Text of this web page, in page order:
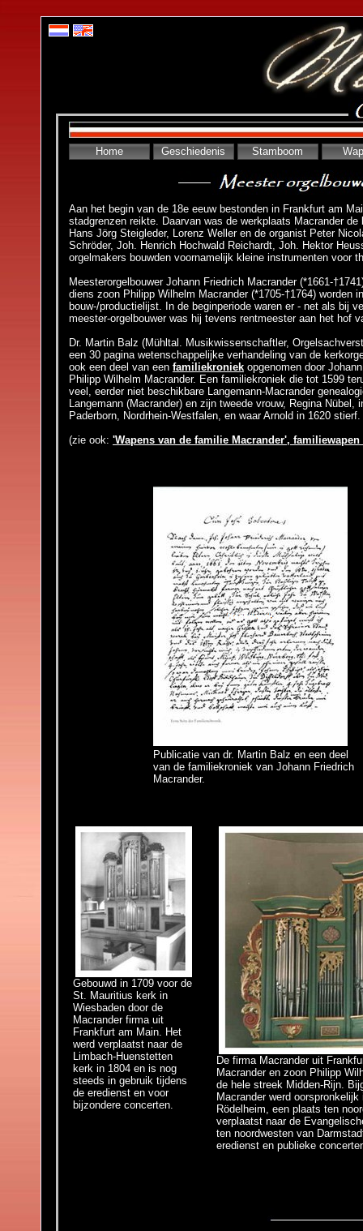
Aan het begin van de 18e eeuw bestonden in Frankfurt am
stadgrenzen reikte. Daarvan was de werkplaats Macrander
Hans Jörg Steigleder, Lorenz Weller en de organist Peter
Schröder, Joh. Henrich Hochwald Reichardt, Joh. Hektor
orgelmakers bouwden voornamelijk kleine instrumenten voor
Meesterorgelbouwer Johann Friedrich Macrander (*1661-
diens zoon Philipp Wilhelm Macrander (*1705-†1764) worden
bouw-/productielijst. In de beginperiode waren er - net als bij
meester-orgelbouwer was hij tevens rentmeester aan het hof
Dr. Martin Balz (Mühltal. Musikwissenschaftler,
een 30 pagina wetenschappelijke verhandeling van de
ook een deel van een familiekroniek opgenomen door
Philipp Wilhelm Macrander. Een familiekroniek die tot 1599
veel, eerder niet beschikbare Langemann-Macrander
Langemann (Macrander) en zijn tweede vrouw, Regina
Paderborn, Nordrhein-Westfalen, en waar Arnold in 1620 stierf.
(zie ook: 'Wapens van de familie Macrander', familiewapen
De firma Macrander uit
Macrander en zoon Philipp
de hele streek Midden-Rijn.
Macrander werd
Rödelheim, een plaats ten
verplaatst naar de
ten noordwesten van
eredienst en publieke
Gebouwd in 1709 voor de
St. Mauritius kerk in
Wiesbaden door de
Macrander firma uit
Frankfurt am Main. Het
werd verplaatst naar de
Limbach-Huenstetten
kerk in 1804 en is nog
steeds in gebruik tijdens
de eredienst en voor
bijzondere concerten.
Publicatie van dr. Martin Balz en een deel
van de familiekroniek van Johann Friedrich
Macrander.
Home Geschiedenis Stamboom